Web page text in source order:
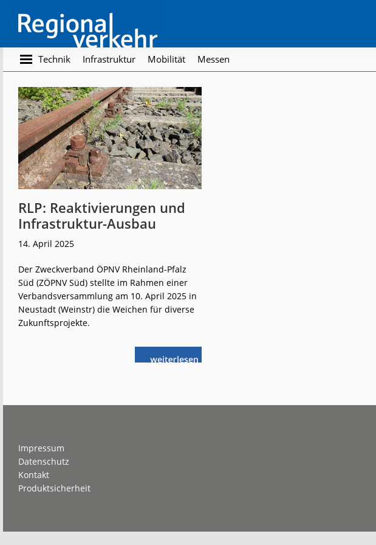
main
content
footer
Regionalverkehr
Die
Fachzeitschrift
den
Öffentlichen
Personennahverkehr
Technik Infrastruktur Mobilität Messen
RLP: Reaktivierungen und
Infrastruktur-Ausbau
14. April 2025
Der Zweckverband ÖPNV Rheinland-Pfalz
Süd (ZÖPNV Süd) stellte im Rahmen einer
Verbandsversammlung am 10. April 2025 in
Neustadt (Weinstr) die Weichen für diverse
Zukunftsprojekte.
weiterlese
nRLP:
Impressum
Datenschutz
Kontakt
Produktsicherheit